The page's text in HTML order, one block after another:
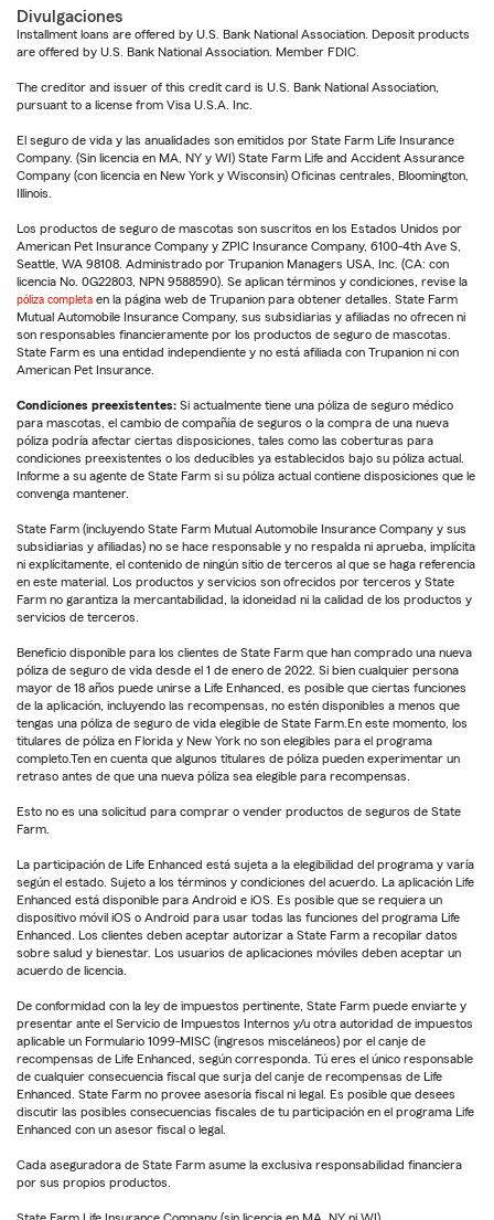
Divulgaciones
Installment loans are offered by U.S. Bank National Association. Deposit products
are offered by U.S. Bank National Association. Member FDIC.
The creditor and issuer of this credit card is U.S. Bank National Association,
pursuant to a license from Visa U.S.A. Inc.
El seguro de vida y las anualidades son emitidos por State Farm Life Insurance
Company. (Sin licencia en MA, NY y WI) State Farm Life and Accident Assurance
Company (con licencia en New York y Wisconsin) Oficinas centrales, Bloomington,
Illinois.
Los productos de seguro de mascotas son suscritos en los Estados Unidos por
American Pet Insurance Company y ZPIC Insurance Company, 6100-4th Ave S,
Seattle, WA 98108. Administrado por Trupanion Managers USA, Inc. (CA: con
licencia No. 0G22803, NPN 9588590). Se aplican términos y condiciones, revise la
póliza completa en la página web de Trupanion para obtener detalles. State Farm
Mutual Automobile Insurance Company, sus subsidiarias y afiliadas no ofrecen ni
son responsables financieramente por los productos de seguro de mascotas.
State Farm es una entidad independiente y no está afiliada con Trupanion ni con
American Pet Insurance.
Condiciones preexistentes: Si actualmente tiene una póliza de seguro médico
para mascotas, el cambio de compañía de seguros o la compra de una nueva
póliza podría afectar ciertas disposiciones, tales como las coberturas para
condiciones preexistentes o los deducibles ya establecidos bajo su póliza actual.
Informe a su agente de State Farm si su póliza actual contiene disposiciones que le
convenga mantener.
State Farm (incluyendo State Farm Mutual Automobile Insurance Company y sus
subsidiarias y afiliadas) no se hace responsable y no respalda ni aprueba, implícita
ni explícitamente, el contenido de ningún sitio de terceros al que se haga referencia
en este material. Los productos y servicios son ofrecidos por terceros y State
Farm no garantiza la mercantabilidad, la idoneidad ni la calidad de los productos y
servicios de terceros.
Beneficio disponible para los clientes de State Farm que han comprado una nueva
póliza de seguro de vida desde el 1 de enero de 2022. Si bien cualquier persona
mayor de 18 años puede unirse a Life Enhanced, es posible que ciertas funciones
de la aplicación, incluyendo las recompensas, no estén disponibles a menos que
tengas una póliza de seguro de vida elegible de State Farm.En este momento, los
titulares de póliza en Florida y New York no son elegibles para el programa
completo.Ten en cuenta que algunos titulares de póliza pueden experimentar un
retraso antes de que una nueva póliza sea elegible para recompensas.
Esto no es una solicitud para comprar o vender productos de seguros de State
Farm.
La participación de Life Enhanced está sujeta a la elegibilidad del programa y varía
según el estado. Sujeto a los términos y condiciones del acuerdo. La aplicación Life
Enhanced está disponible para Android e iOS. Es posible que se requiera un
dispositivo móvil iOS o Android para usar todas las funciones del programa Life
Enhanced. Los clientes deben aceptar autorizar a State Farm a recopilar datos
sobre salud y bienestar. Los usuarios de aplicaciones móviles deben aceptar un
acuerdo de licencia.
De conformidad con la ley de impuestos pertinente, State Farm puede enviarte y
presentar ante el Servicio de Impuestos Internos y/u otra autoridad de impuestos
aplicable un Formulario 1099-MISC (ingresos misceláneos) por el canje de
recompensas de Life Enhanced, según corresponda. Tú eres el único responsable
de cualquier consecuencia fiscal que surja del canje de recompensas de Life
Enhanced. State Farm no provee asesoría fiscal ni legal. Es posible que desees
discutir las posibles consecuencias fiscales de tu participación en el programa Life
Enhanced con un asesor fiscal o legal.
Cada aseguradora de State Farm asume la exclusiva responsabilidad financiera
por sus propios productos.